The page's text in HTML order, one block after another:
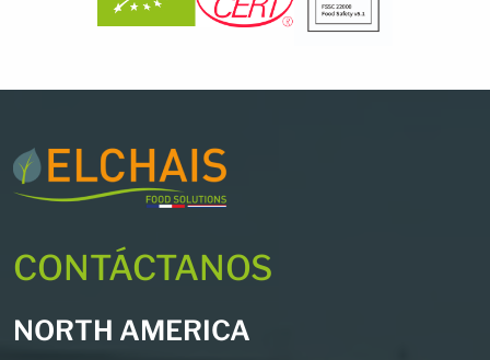
CONTÁCTANOS
NORTH AMERICA